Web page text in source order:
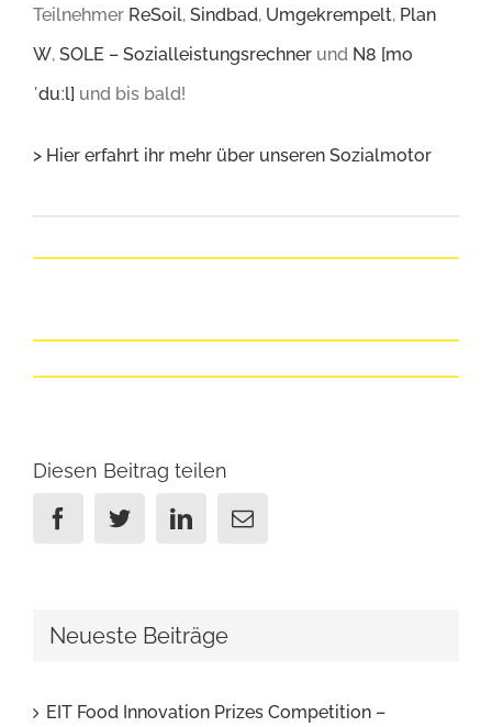
Teilnehmer ReSoil, Sindbad, Umgekrempelt, Plan
W, SOLE – Sozialleistungsrechner und N8 [mo
ˈduːl] und bis bald!
> Hier erfahrt ihr mehr über unseren Sozialmotor
Diesen Beitrag teilen
FacebookTwitterLinkedinEmail
Neueste Beiträge
EIT Food Innovation Prizes Competition –